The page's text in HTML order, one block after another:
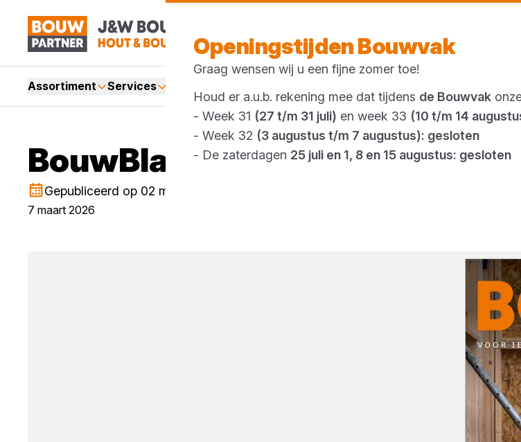
Assortiment Services
BouwBlad 30
Gepubliceerd op 02 maart 2026
7 maart 2026
Openingstijden Bouwvak
Graag wensen wij u een fijne zomer toe!
Houd er a.u.b. rekening mee dat tijdens de Bouwvak
- Week 31 (27 t/m 31 juli) en week 33 (10 t/m 14
- Week 32 (3 augustus t/m 7 augustus): gesloten
- De zaterdagen 25 juli en 1, 8 en 15 augustus: gesloten